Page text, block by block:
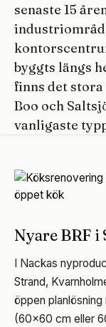
senaste 15
byggts längs
finns det
Boo och
vanligaste
Nyare BRF i
I Nackas
Strand,
öppen
(60×60 cm eller